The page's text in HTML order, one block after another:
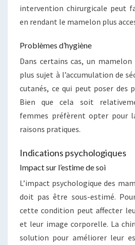
intervention chirurgicale peut
en rendant le mamelon plus
Problèmes d’hygiène
Dans certains cas, un
plus sujet à l’accumulation de
cutanés, ce qui peut poser des
Bien que cela soit
femmes préfèrent opter pour
raisons pratiques.
Indications psychologiques
Impact sur l’estime de soi
L’impact psychologique des
doit pas être sous-estimé.
cette condition peut affecter
et leur image corporelle. La
solution pour améliorer leur